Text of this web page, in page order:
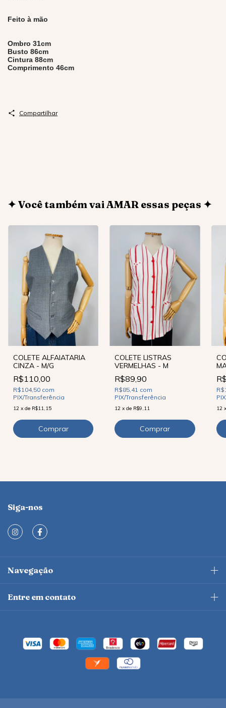
Feito à mão
Ombro 31cm
Busto 86cm
Cintura 88cm
Comprimento 46cm
Compartilhar
✦ Você também vai AMAR essas peças ✦
COLETE ALFAIATARIA
CINZA - M/G
R$110,00
R$104,50 com
PIX/Transferência
12 x de R$11,15
COLETE LISTRAS
VERMELHAS - M
R$89,90
R$85,41 com
PIX/Transferência
12 xde R$9,11 12
Siga-nos
Navegação
Entre em contato